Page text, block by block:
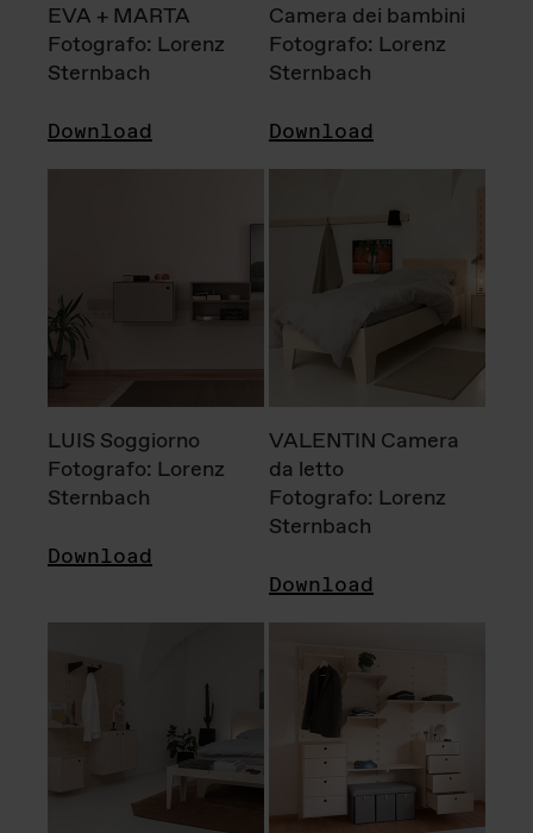
EVA + MARTA
Fotografo: Lorenz
Sternbach
Download
Camera dei bambini
Fotografo: Lorenz
Sternbach
Download
LUIS Soggiorno
Fotografo: Lorenz
Sternbach
Download
VALENTIN Camera
da letto
Fotografo: Lorenz
Sternbach
Download